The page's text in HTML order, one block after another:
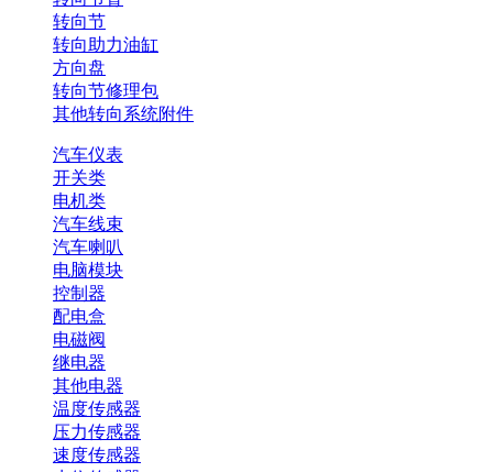
转向节
转向助力油缸
方向盘
转向节修理包
其他转向系统附件
汽车仪表
开关类
电机类
汽车线束
汽车喇叭
电脑模块
控制器
配电盒
电磁阀
继电器
其他电器
温度传感器
压力传感器
速度传感器